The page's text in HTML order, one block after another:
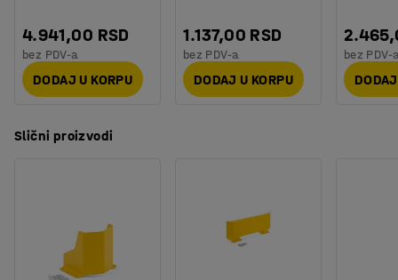
4.941,00 RSD
bez PDV-a
DODAJ U KORPU
1.137,00 RSD
bez PDV-a
DODAJ U KORPU
bez PDV-
Slični proizvodi